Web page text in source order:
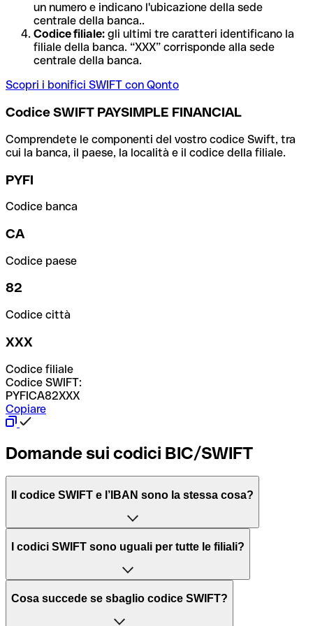
un numero e indicano l'ubicazione della sede
centrale della banca..
Codice filiale: gli ultimi tre caratteri identificano la
filiale della banca. “XXX” corrisponde alla sede
centrale della banca.
Scopri i bonifici SWIFT con Qonto
Codice SWIFT PAYSIMPLE FINANCIAL
Comprendete le componenti del vostro codice Swift, tra
cui la banca, il paese, la località e il codice della filiale.
PYFI
Codice banca
CA
Codice paese
82
Codice città
XXX
Codice filiale
Codice SWIFT:
PYFICA82XXX
Copiare
Domande sui codici BIC/SWIFT
Il codice SWIFT e l’IBAN sono la stessa cosa?
L'acronimo SWIFT sta per “Society for Worldwide
per l’elaborazione dei pagamenti tra diversi Paesi.
Il BIC, invece, sta per “Bank Identifier Code” ed è una
I codici SWIFT sono uguali per tutte le filiali?
Dipende dalle banche. In alcuni casi le banche utilizzano
Cosa succede se sbaglio codice SWIFT?